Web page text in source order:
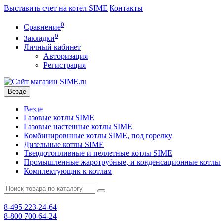
Выставить счет на котел SIME Контакты
Сравнение0
Закладки0
Личный кабинет
Авторизация
Регистрация
Везде
Везде
Газовые котлы SIME
Газовые настенные котлы SIME
Комбинировнные котлы SIME, под горелку
Дизельные котлы SIME
Твердотопливные и пеллетные котлы SIME
Промышленные жаротрубные, и конденсационные
Комплектующик к котлам
8-495 223-24-64
8-800 700-64-24